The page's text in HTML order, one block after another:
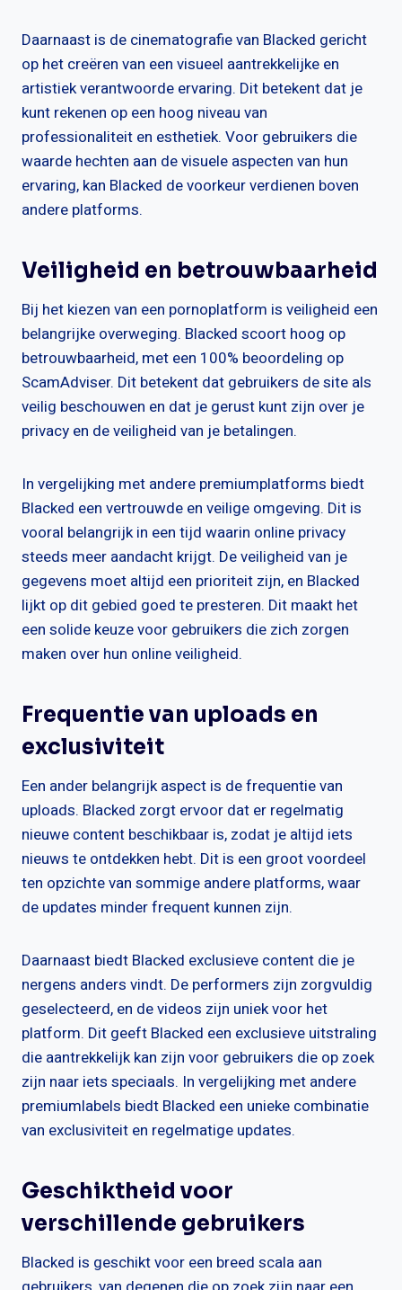
Daarnaast is de cinematografie van Blacked gericht
op het creëren van een visueel aantrekkelijke en
artistiek verantwoorde ervaring. Dit betekent dat je
kunt rekenen op een hoog niveau van
professionaliteit en esthetiek. Voor gebruikers die
waarde hechten aan de visuele aspecten van hun
ervaring, kan Blacked de voorkeur verdienen boven
andere platforms.
Veiligheid en betrouwbaarheid
Bij het kiezen van een pornoplatform is veiligheid een
belangrijke overweging. Blacked scoort hoog op
betrouwbaarheid, met een 100% beoordeling op
ScamAdviser. Dit betekent dat gebruikers de site als
veilig beschouwen en dat je gerust kunt zijn over je
privacy en de veiligheid van je betalingen.
In vergelijking met andere premiumplatforms biedt
Blacked een vertrouwde en veilige omgeving. Dit is
vooral belangrijk in een tijd waarin online privacy
steeds meer aandacht krijgt. De veiligheid van je
gegevens moet altijd een prioriteit zijn, en Blacked
lijkt op dit gebied goed te presteren. Dit maakt het
een solide keuze voor gebruikers die zich zorgen
maken over hun online veiligheid.
Frequentie van uploads en
exclusiviteit
Een ander belangrijk aspect is de frequentie van
uploads. Blacked zorgt ervoor dat er regelmatig
nieuwe content beschikbaar is, zodat je altijd iets
nieuws te ontdekken hebt. Dit is een groot voordeel
ten opzichte van sommige andere platforms, waar
de updates minder frequent kunnen zijn.
Daarnaast biedt Blacked exclusieve content die je
nergens anders vindt. De performers zijn zorgvuldig
geselecteerd, en de videos zijn uniek voor het
platform. Dit geeft Blacked een exclusieve uitstraling
die aantrekkelijk kan zijn voor gebruikers die op zoek
zijn naar iets speciaals. In vergelijking met andere
premiumlabels biedt Blacked een unieke combinatie
van exclusiviteit en regelmatige updates.
Geschiktheid voor
verschillende gebruikers
Blacked is geschikt voor een breed scala aan